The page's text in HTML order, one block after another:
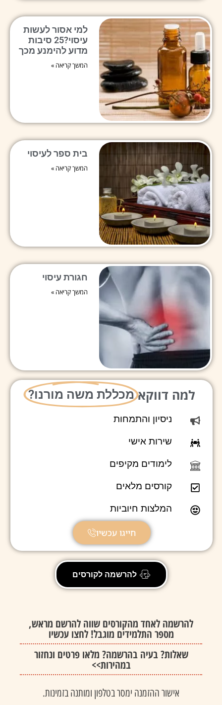
למי אסור לעשות
עיסוי?25 סיבות
מדוע להימנע מכך
המשך קריאה »
בית ספר לעיסוי
המשך קריאה »
חגורת עיסוי
המשך קריאה »
למה דווקא מכללת משה מורנו?
ניסיון והתמחות
שירות אישי
לימודים מקיפים
קורסים מלאים
המלצות חיוביות
חייגו עכשיו
להרשמה לקורסים
להרשמה לאחד מהקורסים שווה להרשם מראש,
מספר התלמידים מוגבל! לחצו עכשיו
שאלות? בעיה בהרשמה? מלאו פרטים ונחזור
במהירות>>
אישור ההזמנה ימסר בטלפון ומותנה בזמינות.